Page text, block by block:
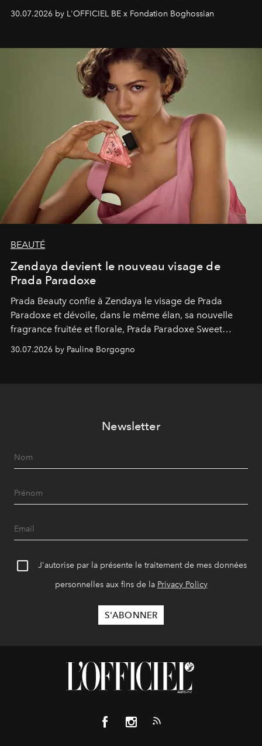
soufflé, l’artiste français compose un itinéraire
émotionnel où chaque œuvre devient le souvenir
émerveillement.
30.07.2026 by L'OFFICIEL BE x Fondation Boghossian
BEAUTÉ
Zendaya devient le nouveau visage de
Prada Paradoxe
Prada Beauty confie à Zendaya le visage de Prada
Paradoxe et dévoile, dans le même élan, sa nouvelle
fragrance fruitée et florale, Prada Paradoxe Sweet
Chemistry Eau de Parfum.
30.07.2026 by Pauline Borgogno
Newsletter
J'autorise par la présente le traitement de mes données
personnelles aux fins de la Privacy Policy